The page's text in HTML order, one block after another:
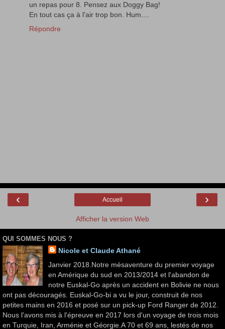
un repas pour 8. Pensez aux Doggy Bag!
En tout cas ça à l'air trop bon. Hum....
Répondre
‹ ›
Accueil
Afficher la version Web
QUI SOMMES NOUS ?
Nicole et Claude Athané
Janvier 2018.Notre mésaventure du premier voyage
en Amérique du sud en 2013/2014 et l'abandon de
notre Euskal-Go après un accident en Bolivie ne nous
ont pas découragés. Euskal-Go-bi a vu le jour, construit de nos
petites mains en 2016 et posé sur un pick-up Ford Ranger de 2012.
Nous l'avons mis à l'épreuve en 2017 lors d'un voyage de trois mois
en Turquie, Iran, Arménie et Géorgie.A 70 et 69 ans, lestés de nos